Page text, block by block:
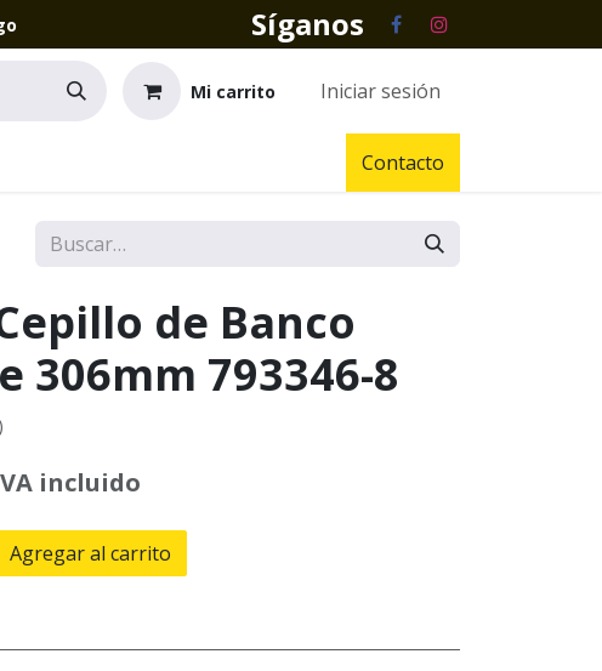
Síganos
Mi carrito Iniciar sesión
Contacto
de Banco
306mm 793346-8
incluido
Agregar al carrito